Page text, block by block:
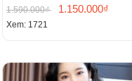
1.590.000₫ 1.150.000₫
Xem: 1721